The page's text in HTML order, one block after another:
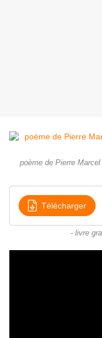
poème de Pierre
Télécharger
- livre